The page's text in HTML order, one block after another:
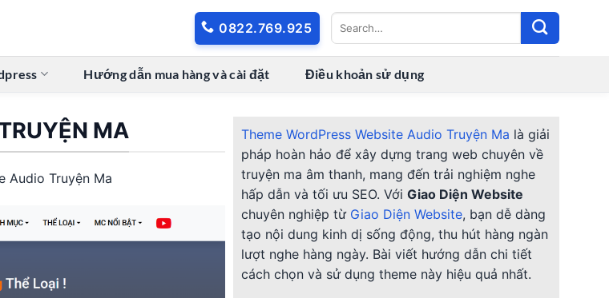
0822.769.925
Hướng dẫn mua hàng và cài đặt Điều khoản sử dụng
MA
Audio Truyện Ma
Theme WordPress Website Audio Truyện Ma là giải
pháp hoàn hảo để xây dựng trang web chuyên về
truyện ma âm thanh, mang đến trải nghiệm nghe
hấp dẫn và tối ưu SEO. VớiGiao Diện Website
chuyên nghiệp từ Giao Diện Website, bạn dễ dàng
tạo nội dung kinh dị sống động, thu hút hàng ngàn
lượt nghe hàng ngày. Bài viết hướng dẫn chi tiết
cách chọn và sử dụng theme này hiệu quả nhất.